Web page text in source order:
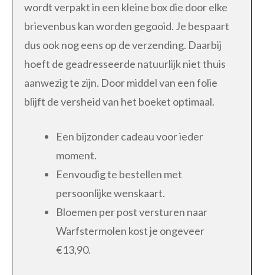
wordt verpakt in een kleine box die door elke
brievenbus kan worden gegooid. Je bespaart
dus ook nog eens op de verzending. Daarbij
hoeft de geadresseerde natuurlijk niet thuis
aanwezig te zijn. Door middel van een folie
blijft de versheid van het boeket optimaal.
Een bijzonder cadeau voor ieder
moment.
Eenvoudig te bestellen met
persoonlijke wenskaart.
Bloemen per post versturen naar
Warfstermolen kost je ongeveer
€13,90.